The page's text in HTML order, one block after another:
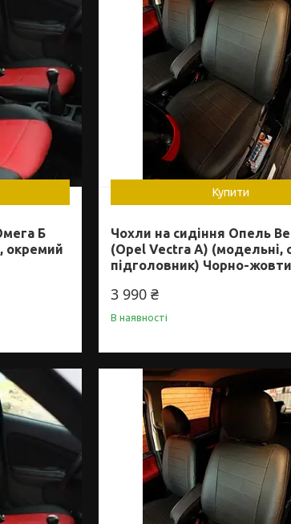
Б
окремий
Купити
Чохли на сидіння Опель
(Opel Vectra A) (модельні,
підголовник) Чорно-
3 990 ₴
В наявності